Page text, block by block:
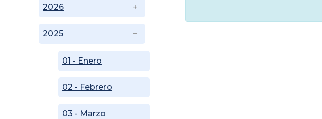
2025
01 - Enero
02 - Febrero
03 - Marzo
2026